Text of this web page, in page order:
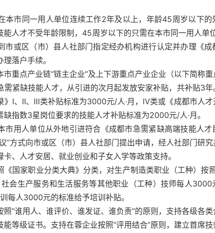
本市同一用人单位连续工作2年及以上，年龄45周岁以下的
人才不受年龄限制，45周岁以下的只需在本市同一用人单
市或区（市）县人社部门指定经办机构进行认定并办理《
落户手续。
市重点产业链“链主企业”及上下游重点产业企业（以下简称
需紧缺技能人才，从引进的次月起发放安家补贴，共补贴3
》Ⅰ、Ⅱ、Ⅲ类补贴标准为3000元/人·月，Ⅳ类或《成都市人才
指数3星岗位要求的技能人才补贴标准为2000元/人·月。
市用人单位从外地引进符合《成都市急需紧缺高端技能人
”方式向市或区（市）县人社部门提出申请，经人社部门研
、人才安居、就业创业和子女入学等政策支持。
《国家职业分类大典》分类，对生产制造类职业（工种）按
会生产服务和生活服务等其他职业（工种）技师每人3000
每人3000元的标准给予培训补贴。
照“谁用人、谁评价、谁发证、谁负责”的原则，支持各级各
等级证书。支持在蓉企业按照“评用结合”原则，建立首席